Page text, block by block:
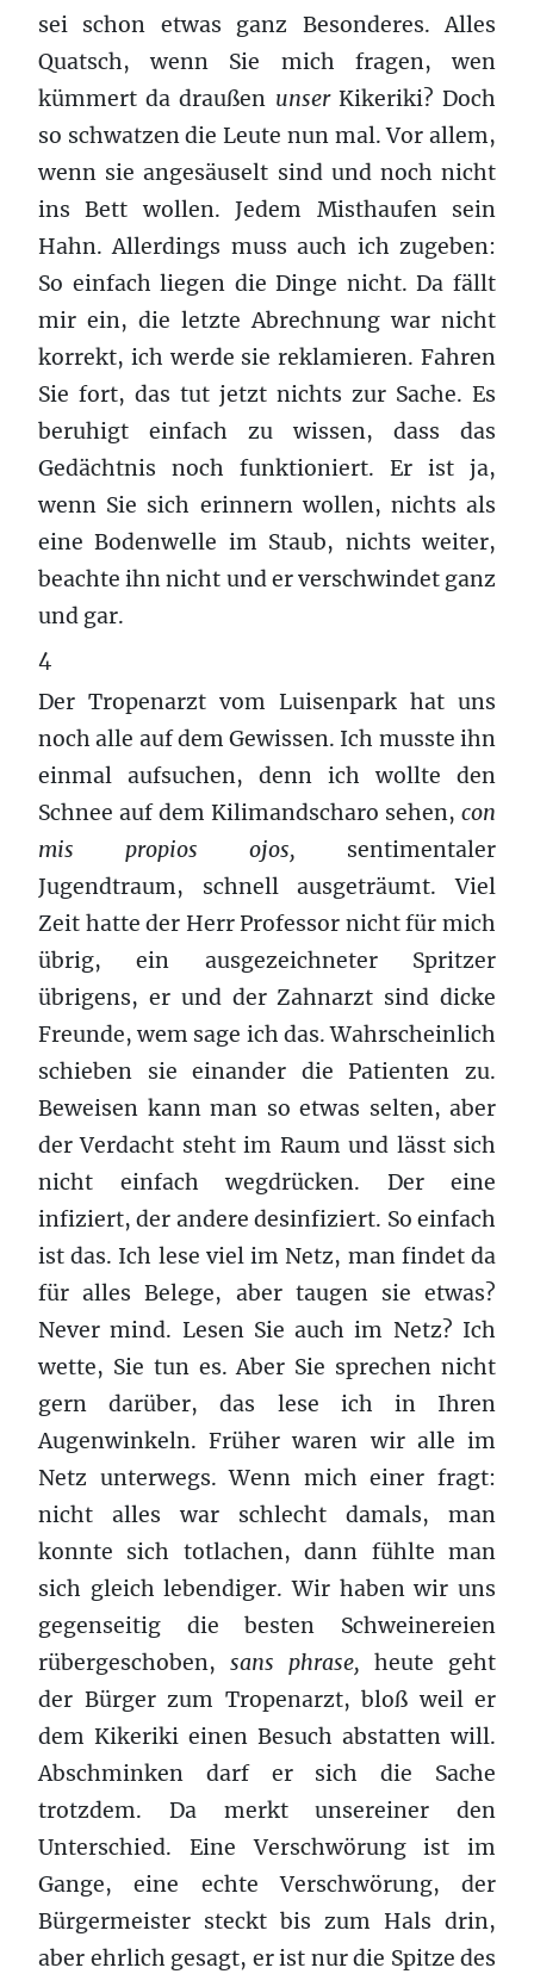
sei schon etwas ganz Besonderes. Alles
Quatsch, wenn Sie mich fragen, wen
kümmert da draußen unserKikeriki? Doch
so schwatzen die Leute nun mal. Vor allem,
wenn sie angesäuselt sind und noch nicht
ins Bett wollen. Jedem Misthaufen sein
Hahn. Allerdings muss auch ich zugeben:
So einfach liegen die Dinge nicht. Da fällt
mir ein, die letzte Abrechnung war nicht
korrekt, ich werde sie reklamieren. Fahren
Sie fort, das tut jetzt nichts zur Sache. Es
beruhigt einfach zu wissen, dass das
Gedächtnis noch funktioniert. Er ist ja,
wenn Sie sich erinnern wollen, nichts als
eine Bodenwelle im Staub, nichts weiter,
beachte ihn nicht und er verschwindet ganz
und gar.
4
Der Tropenarzt vom Luisenpark hat uns
noch alle auf dem Gewissen. Ich musste ihn
einmal aufsuchen, denn ich wollte den
Schnee auf dem Kilimandscharo sehen, con
mis propios ojos, sentimentaler
Jugendtraum, schnell ausgeträumt. Viel
Zeit hatte der Herr Professor nicht für mich
übrig, ein ausgezeichneter Spritzer
übrigens, er und der Zahnarzt sind dicke
Freunde, wem sage ich das. Wahrscheinlich
schieben sie einander die Patienten zu.
Beweisen kann man so etwas selten, aber
der Verdacht steht im Raum und lässt sich
nicht einfach wegdrücken. Der eine
infiziert, der andere desinfiziert. So einfach
ist das. Ich lese viel im Netz, man findet da
für alles Belege, aber taugen sie etwas?
Never mind. Lesen Sie auch im Netz? Ich
wette, Sie tun es. Aber Sie sprechen nicht
gern darüber, das lese ich in Ihren
Augenwinkeln. Früher waren wir alle im
Netz unterwegs. Wenn mich einer fragt:
nicht alles war schlecht damals, man
konnte sich totlachen, dann fühlte man
sich gleich lebendiger. Wir haben wir uns
gegenseitig die besten Schweinereien
rübergeschoben, sans phrase, heute geht
der Bürger zum Tropenarzt, bloß weil er
dem Kikeriki einen Besuch abstatten will.
Abschminken darf er sich die Sache
trotzdem. Da merkt unsereiner den
Unterschied. Eine Verschwörung ist im
Gange, eine echte Verschwörung, der
Bürgermeister steckt bis zum Hals drin,
aber ehrlich gesagt, er ist nur die Spitze des